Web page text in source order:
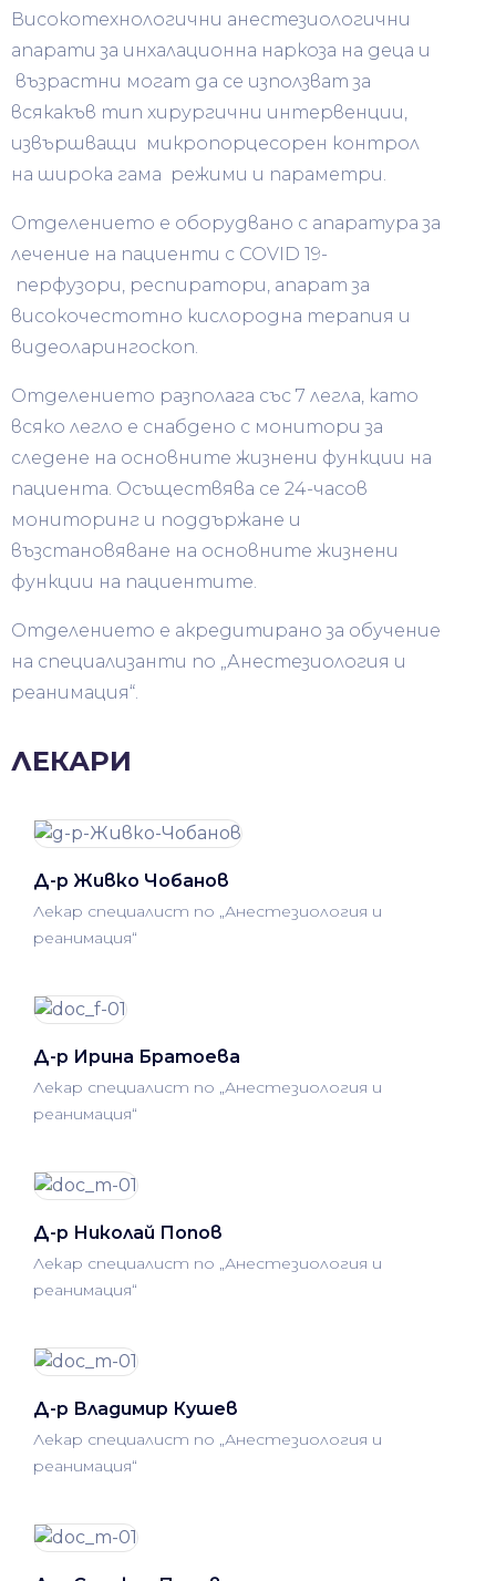
Високотехнологични анестезиологични
апарати за инхалационна наркоза на деца и
възрастни могат да се използват за
всякакъв тип хирургични интервенции,
извършващи микропорцесорен контрол
на широка гама режими и параметри.
Отделението е оборудвано с апаратура за
лечение на пациенти с COVID 19-
перфузори, респиратори, апарат за
високочестотно кислородна терапия и
видеоларингоскоп.
Отделението разполага със 7 легла, като
всяко легло е снабдено с монитори за
следене на основните жизнени функции на
пациента. Осъществява се 24-часов
мониторинг и поддържане и
възстановяване на основните жизнени
функции на пациентите.
Отделението е акредитирано за обучение
на специализанти по „Анестезиология и
реанимация“.
ЛЕКАРИ
Д-р Живко Чобанов
Лекар специалист по „Анестезиология и
реанимация“
Д-р Ирина Братоева
Лекар специалист по „Анестезиология и
реанимация“
Д-р Николай Попов
Лекар специалист по „Анестезиология и
реанимация“
Д-р Владимир Кушев
Лекар специалист по „Анестезиология и
реанимация“